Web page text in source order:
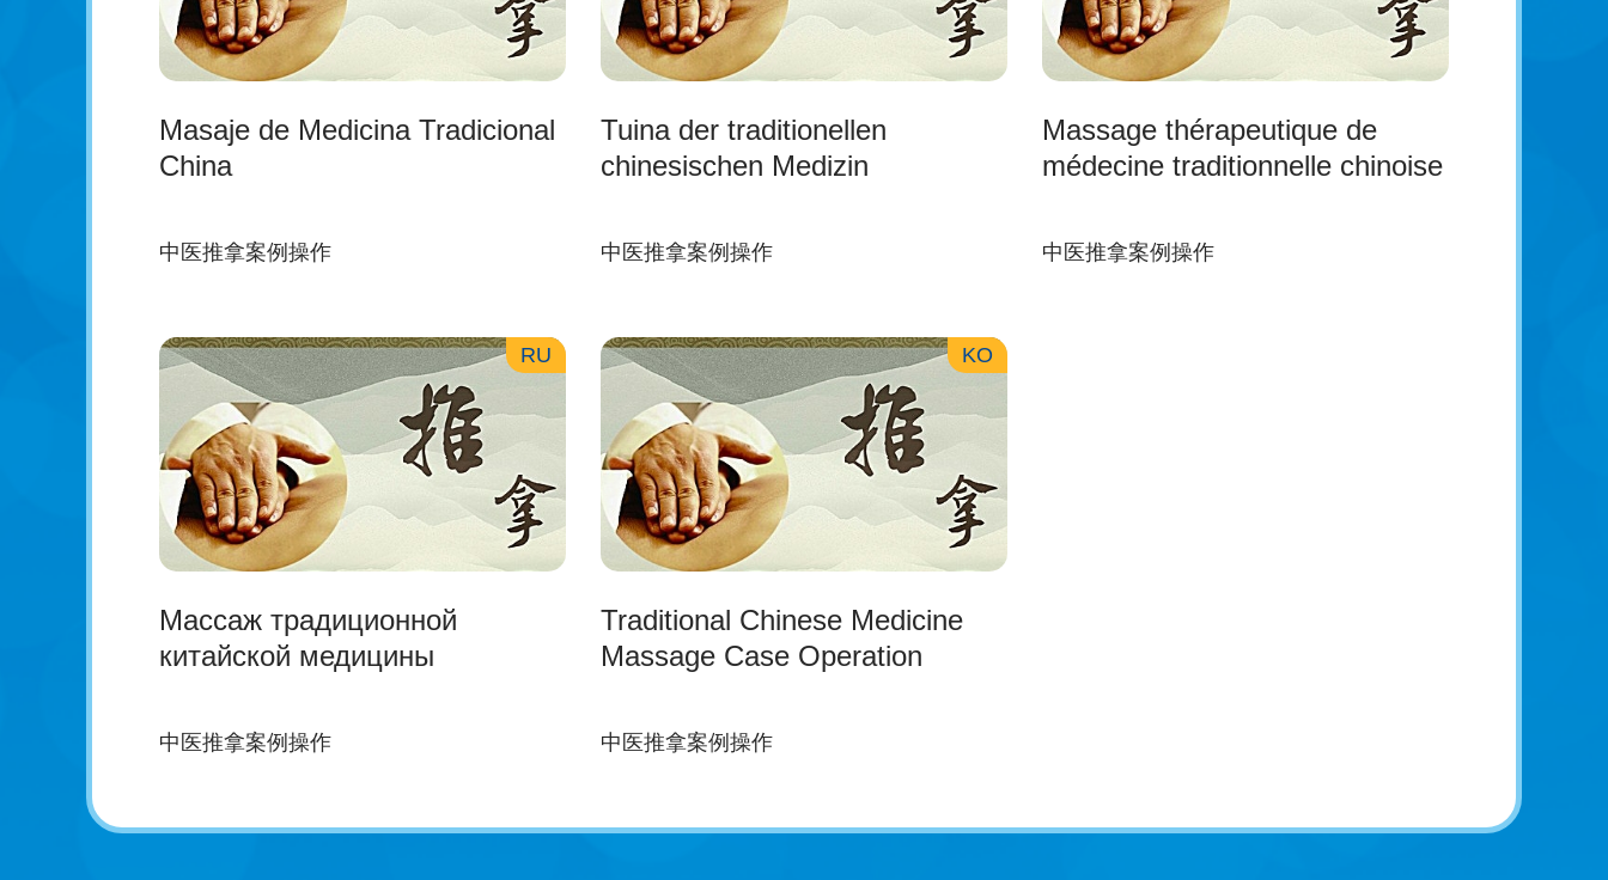
Masaje de Medicina Tradicional
China
中医推拿案例操作
Tuina der traditionellen
chinesischen Medizin
中医推拿案例操作
Massage thérapeutique de
médecine traditionnelle chinoise
中医推拿案例操作
Массаж традиционной
китайской медицины
中医推拿案例操作
RU
Traditional Chinese Medicine
Massage Case Operation
中医推拿案例操作
KO